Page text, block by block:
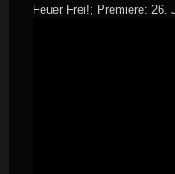
Feuer Frei!; Premiere: 26.